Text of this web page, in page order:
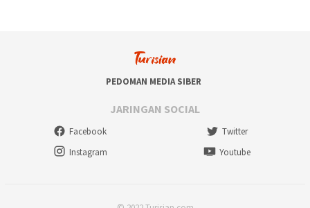
PEDOMAN MEDIA SIBER
JARINGAN SOCIAL
Facebook
Twitter
Instagram
Youtube